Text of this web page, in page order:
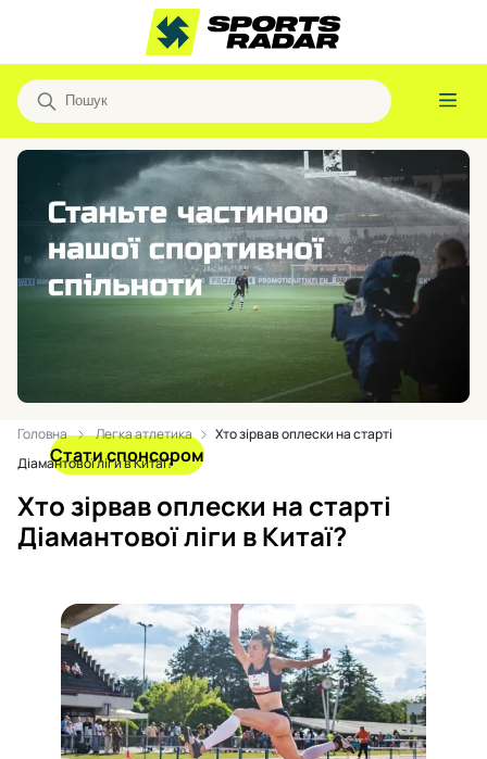
Стати спонсором
Головна Легка атлетика
Хто зірвав оплески на старті
Діамантової ліги в Китаї?
Хто зірвав оплески на старті
Діамантової ліги в Китаї?